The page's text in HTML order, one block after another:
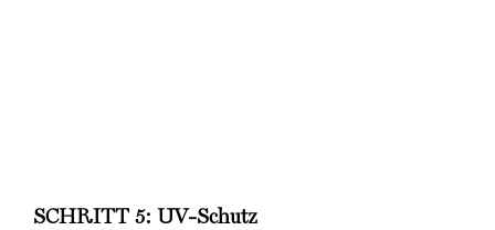
LOADING ...
SCHRITT 5: UV-Schutz